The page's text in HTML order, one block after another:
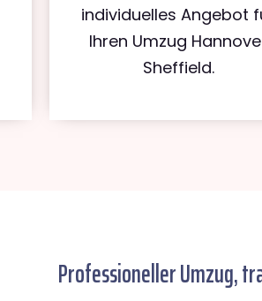
individuelles Angebot
Ihren Umzug
Sheffield.
Professioneller Umzug,